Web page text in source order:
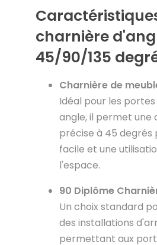
charnière
45/90/135
Charnière de
Idéal pour les
angle, il permet une
précise à 45 degrés
facile et une
l'espace.
90 Diplôme
Un choix standard
des installations
permettant aux